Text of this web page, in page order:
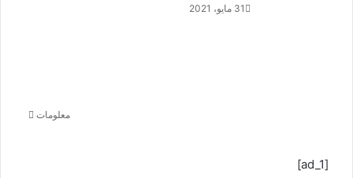
معلومات
31 مايو، 2021
[ad_1]